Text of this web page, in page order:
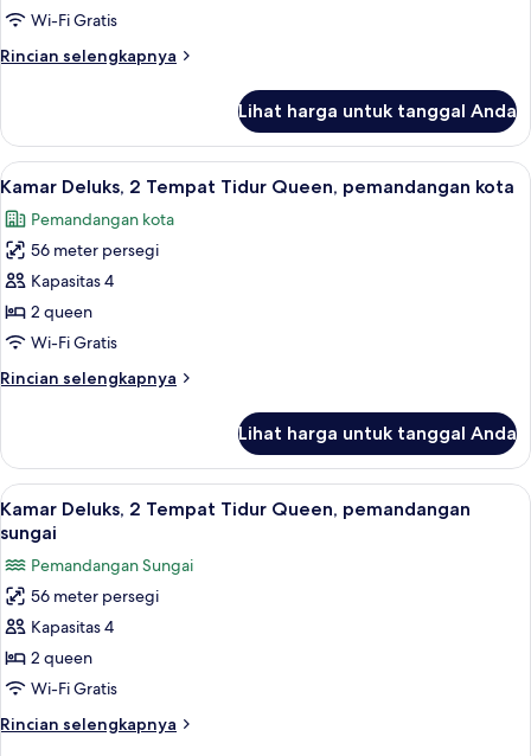
Bed)
1
Tidur
Grand)
Wi-Fi Gratis
Rincian selengkapnya
Rincian
Kamar
Deluks,
1
Tidur
King
Grand)
Lihat harga untuk tanggal Anda
Lihat
semua
foto
untuk
Kamar
Deluks,
2
Tidur
kota
3
Kamar Deluks, 2 Tempat Tidur Queen, pemandangan kota
Pemandangan kota
56 meter persegi
Kapasitas 4
2 queen
Wi-Fi Gratis
Rincian selengkapnya
Rincian
Kamar
Deluks,
2
Tempat
Tidur
Queen,
pemandangan
kota
Lihat harga untuk tanggal Anda
Lihat
semua
foto
untuk
Kamar
Deluks,
2
Tempat
Tidur
Queen,
3
Kamar Deluks, 2 Tempat Tidur Queen, pemandangan
sungai
Pemandangan Sungai
56 meter persegi
Kapasitas 4
2 queen
Wi-Fi Gratis
Rincian selengkapnya
Rincian